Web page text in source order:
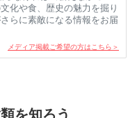
化や食、歴史の魅力を掘り
らに素敵になる情報をお届
メディア掲載ご希望の方はこちら＞
を知ろう